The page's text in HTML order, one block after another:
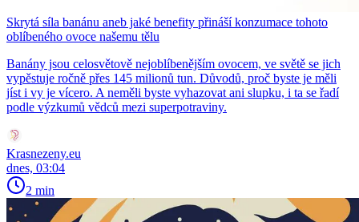
Skrytá síla banánu aneb jaké benefity přináší konzumace tohoto
oblíbeného ovoce našemu tělu
Banány jsou celosvětově nejoblíbenějším ovocem, ve světě se jich
vypěstuje ročně přes 145 milionů tun. Důvodů, proč byste je měli
jíst i vy je vícero. A neměli byste vyhazovat ani slupku, i ta se řadí
podle výzkumů vědců mezi superpotraviny.
Krasnezeny.eu
dnes, 03:04
2 min